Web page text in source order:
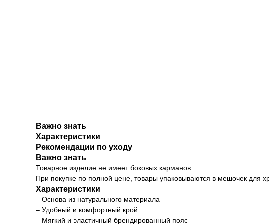
Важно знать
Характеристики
Рекомендации по уходу
Важно знать
Товарное изделие не имеет боковых карманов.
При покупке по полной цене, товары упаковываются в мешочек для
Характеристики
– Основа из натурального материала
– Удобный и комфортный крой
– Мягкий и эластичный брендированный пояс